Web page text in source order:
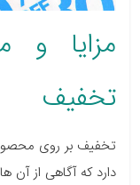
مزایا و
تخفیف
تخفیف بر روی
دارد که آگاهی از آن